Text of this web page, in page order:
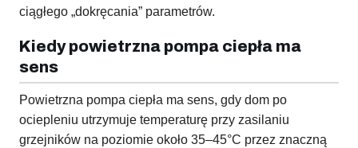
ciągłego „dokręcania” parametrów.
Kiedy powietrzna pompa ciepła ma
sens
Powietrzna pompa ciepła ma sens, gdy dom po
ociepleniu utrzymuje temperaturę przy zasilaniu
grzejników na poziomie około 35–45°C przez znaczną